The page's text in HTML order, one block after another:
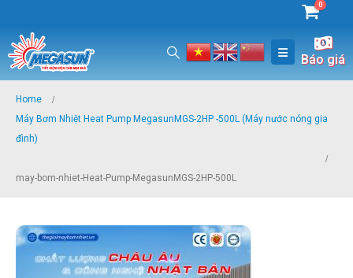
0
Báo giá
Home
Máy Bơm Nhiệt Heat Pump MegasunMGS-2HP -500L (Máy nước nóng gia
đình)
may-bom-nhiet-Heat-Pump-MegasunMGS-2HP-500L